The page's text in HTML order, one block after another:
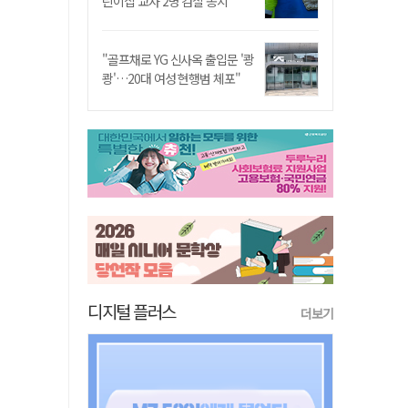
"골프채로 YG 신사옥 출입문 '쾅
쾅'…20대 여성 현행범 체포"
디지털 플러스 더보기